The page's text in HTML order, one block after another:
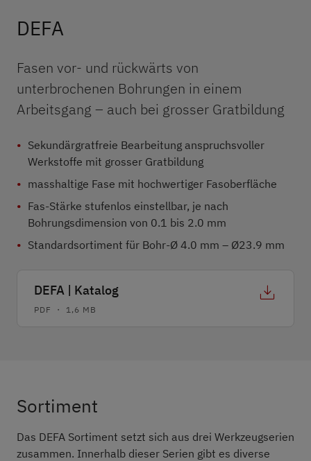
DEFA
Fasen vor- und rückwärts von
unterbrochenen Bohrungen in einem
Arbeitsgang – auch bei grosser Gratbildung
Sekundärgratfreie Bearbeitung anspruchsvoller
Werkstoffe mit grosser Gratbildung
masshaltige Fase mit hochwertiger Fasoberfläche
Fas-Stärke stufenlos einstellbar, je nach
Bohrungsdimension von 0.1 bis 2.0 mm
Standardsortiment für Bohr-Ø 4.0 mm – Ø23.9 mm
DEFA | Katalog
PDF ・ 1,6 MB
Sortiment
Das DEFA Sortiment setzt sich aus drei Werkzeugserien
zusammen. Innerhalb dieser Serien gibt es diverse